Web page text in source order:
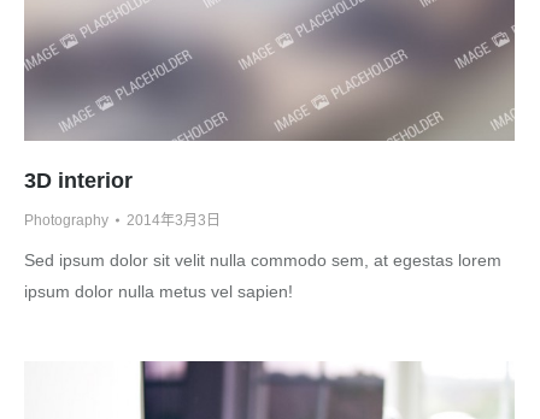
3D interior
Photography 2014年3月3日
Sed ipsum dolor sit velit nulla commodo sem, at egestas lorem
ipsum dolor nulla metus vel sapien!